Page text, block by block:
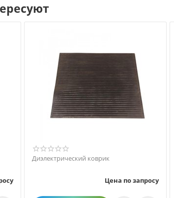
Диэлектрический коврик
Цена по запросу